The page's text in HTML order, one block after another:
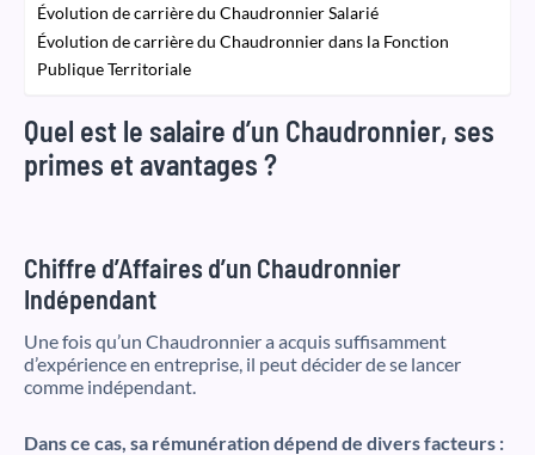
Évolution de carrière du Chaudronnier Salarié
Évolution de carrière du Chaudronnier dans la Fonction
Publique Territoriale
Quel est le salaire d’un Chaudronnier, ses
primes et avantages ?
Chiffre d’Affaires d’un Chaudronnier
Indépendant
Une fois qu’un Chaudronnier a acquis suffisamment
d’expérience en entreprise, il peut décider de se lancer
comme indépendant.
Dans ce cas, sa rémunération dépend de divers facteurs :